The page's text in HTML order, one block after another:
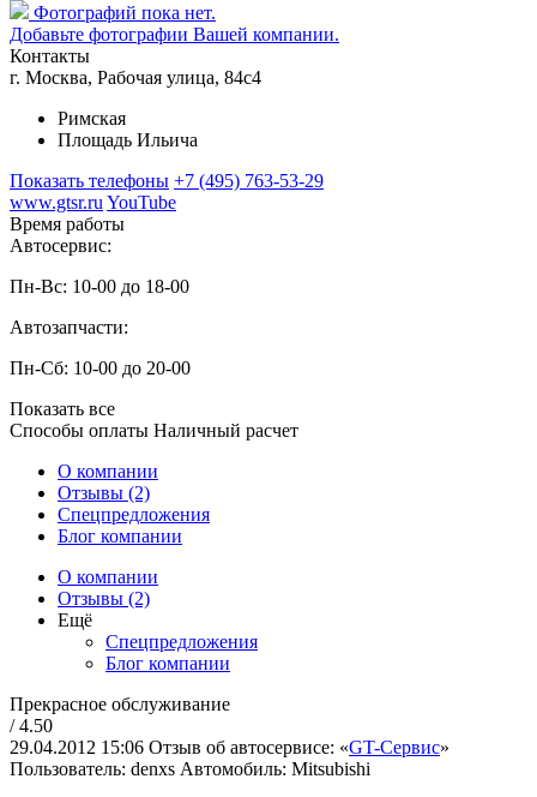
Фотографий пока нет.
Добавьте фотографии Вашей компании.
Контакты
г. Москва, Рабочая улица, 84с4
Римская
Площадь Ильича
Показать телефоны +7 (495) 763-53-29
www.gtsr.ru YouTube
Время работы
Автосервис:
Пн-Вс: 10-00 до 18-00
Автозапчасти:
Пн-Сб: 10-00 до 20-00
Показать все
Способы оплаты Наличный расчет
О компании
Отзывы (2)
Спецпредложения
Блог компании
О компании
Отзывы (2)
Ещё
Спецпредложения
Блог компании
Прекрасное обслуживание
/ 4.50
29.04.2012 15:06 Отзыв об автосервисе: «GT-Сервис»
Пользователь: denxs Автомобиль: Mitsubishi